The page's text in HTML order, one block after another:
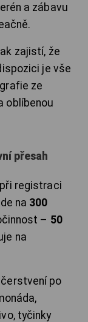
a zábavu
zajistí, že
je vše
ze
oblíbenou
přesah
registraci
na 300
– 50
na
po
tyčinky